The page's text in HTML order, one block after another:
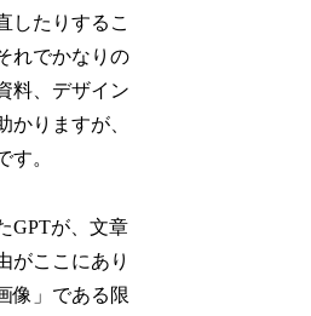
したりするこ
れでかなりの
料、デザイン
かりますが、
す。
GPTが、文章
がここにあり
像」である限